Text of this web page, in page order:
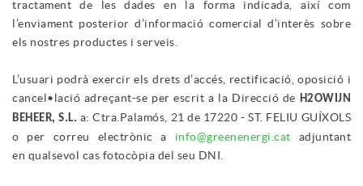
tractament de les dades en la forma indicada, així com
l’enviament posterior d’informació comercial d’interès sobre
els nostres productes i serveis.
L’usuari podrà exercir els drets d’accés, rectificació, oposició i
cancel•lació adreçant-se per escrit a la Direcció de H2OWIJN
BEHEER, S.L. a: Ctra.Palamós, 21 de 17220 - ST. FELIU GUÍXOLS
o per correu electrònic a info@greenenergi.cat adjuntant
en qualsevol cas fotocòpia del seu DNI.